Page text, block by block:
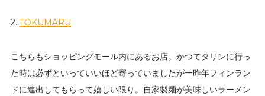
2. TOKUMARU
こちらもショッピングモール内にあるお店。かつてタリンに行っ
た時は必ずといっていいほど寄っていましたが一昨年フィンラン
ドに進出してもらって嬉しい限り。自家製麺が美味しいラーメン